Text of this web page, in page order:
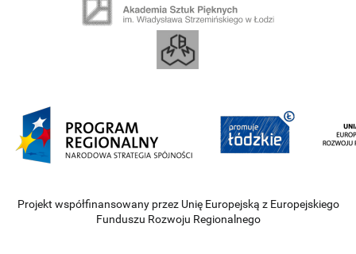
Projekt współfinansowany przez Unię Europejską z Europejskiego
Funduszu Rozwoju Regionalnego